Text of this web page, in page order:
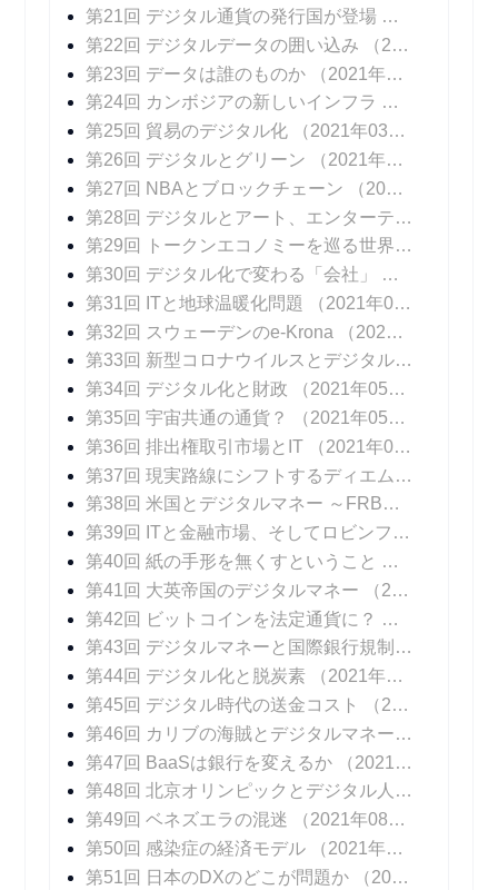
第21回 デジタル通貨の発行国が登場
（2021年02
第22回 デジタルデータの囲い込み
（2021年02月10日 掲載）
第23回 データは誰のものか
（2021年02月17日 掲載）
第24回 カンボジアの新しいインフラ
（2021年02
第25回 貿易のデジタル化
（2021年03月03日 掲載）
第26回 デジタルとグリーン
（2021年03月10日 掲載）
第27回 NBAとブロックチェーン
（2021年03月17日 掲載）
第28回 デジタルとアート、エンターテインメント
第29回 トークンエコノミーを巡る世界の動向
第30回 デジタル化で変わる「会社」
（2021年04
第31回 ITと地球温暖化問題
（2021年04月14日 掲載）
第32回 スウェーデンのe-Krona
（2021年04月21日 掲載）
第33回 新型コロナウイルスとデジタル化
第34回 デジタル化と財政
（2021年05月05日 掲載）
第35回 宇宙共通の通貨？
（2021年05月12日 掲載）
第36回 排出権取引市場とIT
（2021年05月19日 掲載）
第37回 現実路線にシフトするディエム
（2021年
第38回 米国とデジタルマネー ～FRBパウエル議長のメッセージ
第39回 ITと金融市場、そしてロビンフッド
第40回 紙の手形を無くすということ
（2021年06
第41回 大英帝国のデジタルマネー
（2021年06月23日 掲載）
第42回 ビットコインを法定通貨に？
（2021年06
第43回 デジタルマネーと国際銀行規制
（2021年
第44回 デジタル化と脱炭素
（2021年07月14日 掲載）
第45回 デジタル時代の送金コスト
（2021年07月21日 掲載）
第46回 カリブの海賊とデジタルマネー
（2021年
第47回 BaaSは銀行を変えるか
（2021年08月04日 掲載）
第48回 北京オリンピックとデジタル人民元
第49回 ベネズエラの混迷
（2021年08月25日 掲載）
第50回 感染症の経済モデル
（2021年09月01日 掲載）
第51回 日本のDXのどこが問題か
（2021年09月08日 掲載）